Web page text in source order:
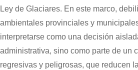
Ley de Glaciares. En este marco,
ambientales provinciales y
interpretarse como una decisión
administrativa, sino como parte de un
regresivas y peligrosas, que reducen